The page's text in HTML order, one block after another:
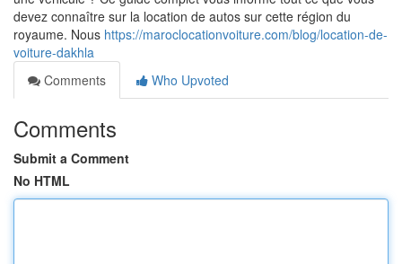
devez connaître sur la location de autos sur cette région du
royaume. Nous https://maroclocationvoiture.com/blog/location-de-
voiture-dakhla
Comments
Who Upvoted
Comments
Submit a Comment
No HTML